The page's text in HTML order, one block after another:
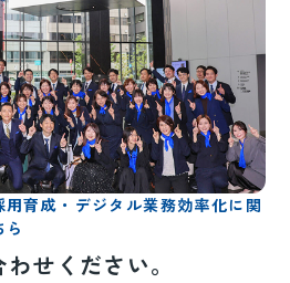
育成・デジタル業務効率化に関
せください。